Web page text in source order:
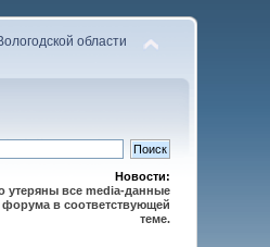
области
Новости:
утеряны все media-данные
в соответствующей
теме.